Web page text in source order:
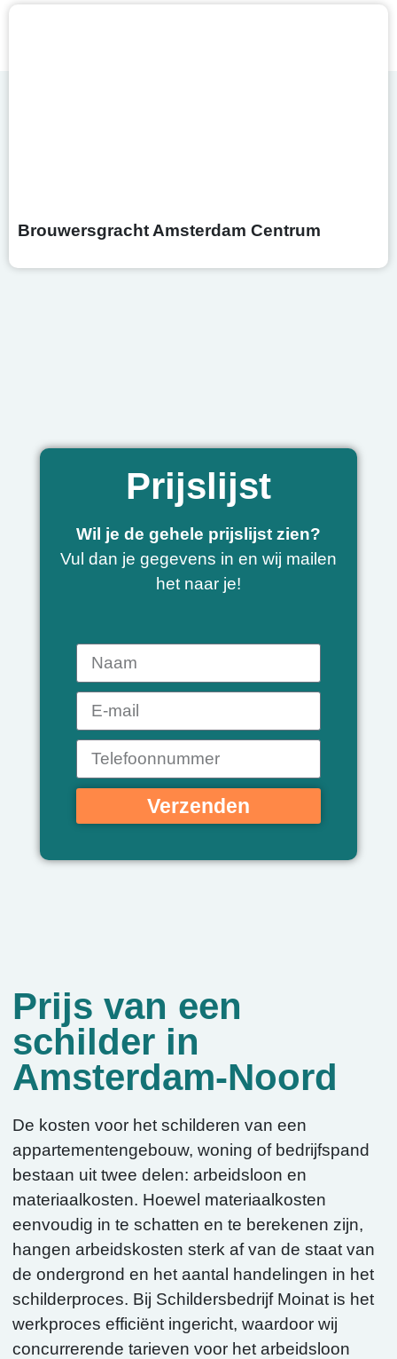
Brouwersgracht Amsterdam Centrum
Prijslijst
Wil je de gehele prijslijst zien?
Vul dan je gegevens in en wij mailen
het naar je!
Verzenden
Prijs van een
schilder in
Amsterdam-Noord
De kosten voor het schilderen van een
appartementengebouw, woning of bedrijfspand
bestaan uit twee delen: arbeidsloon en
materiaalkosten. Hoewel materiaalkosten
eenvoudig in te schatten en te berekenen zijn,
hangen arbeidskosten sterk af van de staat van
de ondergrond en het aantal handelingen in het
schilderproces. Bij Schildersbedrijf Moinat is het
werkproces efficiënt ingericht, waardoor wij
concurrerende tarieven voor het arbeidsloon